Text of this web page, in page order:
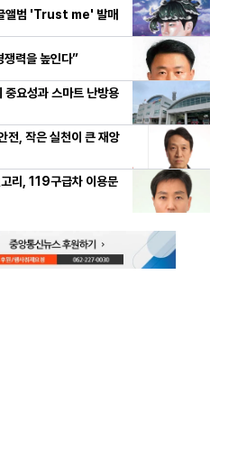
앨범 'Trust me' 발매
쟁력을 높인다”
요성과 스마트 난방용
전, 작은 실천이 큰 재앙
리, 119구급차 이용문